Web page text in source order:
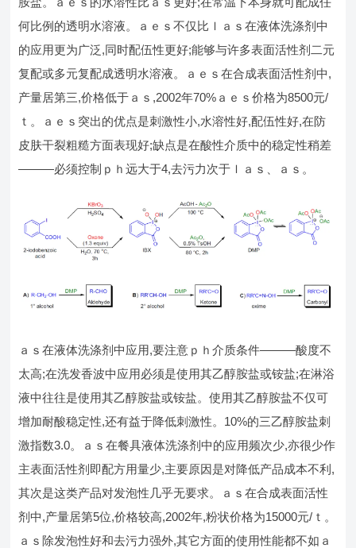
何比例的透明水溶液。ａｅｓ不仅比ｌａｓ在液体洗涤剂中
的应用更为广泛,同时配伍性更好;能够与许多表面活性剂二元
复配或多元复配成透明水溶液。ａｅｓ在合成表面活性剂中,
产量居第三,价格低于ａｓ,2002年70%ａｅｓ价格为8500元/
ｔ。ａｅｓ突出的优点是刺激性小,水溶性好,配伍性好,在防
皮肤干裂粗糙方面表现好;缺点是在酸性介质中的稳定性稍差
———必须控制ｐｈ远大于4,去污力次于ｌａｓ、ａｓ。
ａｓ在液体洗涤剂中应用,要注意ｐｈ介质条件———酸度不
太高;在洗发香波中应用必须是使用其乙醇胺盐或铵盐;在淋浴
液中往往是使用其乙醇胺盐或铵盐。使用其乙醇胺盐不仅可
增加耐酸稳定性,还有益于降低刺激性。10%的三乙醇胺盐刺
激指数3.0。ａｓ在餐具液体洗涤剂中的应用频次少,亦很少作
主表面活性剂即配方用量少,主要原因是对降低产品成本不利,
其次是这类产品对发泡性几乎无要求。ａｓ在合成表面活性
剂中,产量居第5位,价格较高,2002年,粉状价格为15000元/ｔ。
ａｓ除发泡性好和去污力强外,其它方面的使用性能都不如ａ